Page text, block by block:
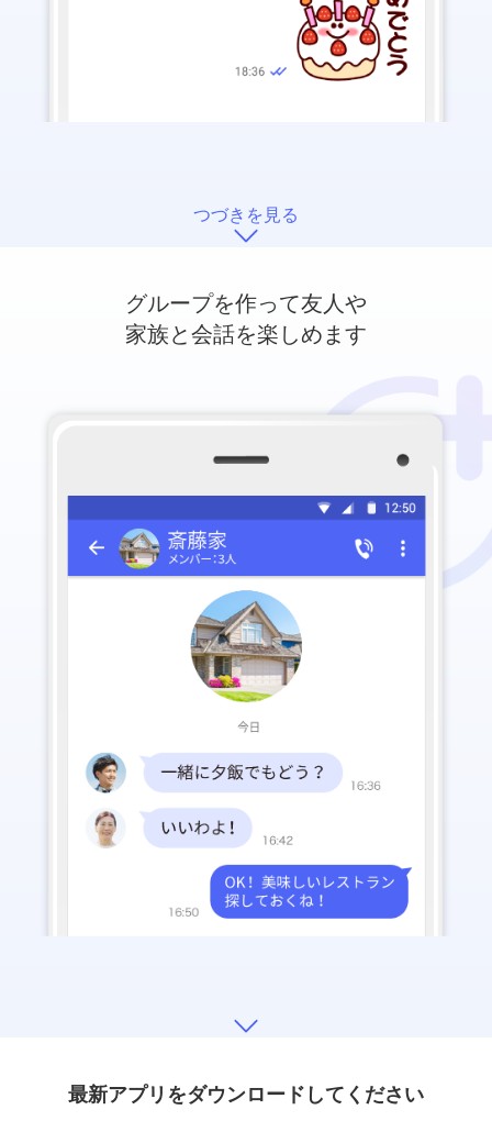
つづきを見る
グループを作って友人や
家族と会話を楽しめます
最新アプリをダウンロードしてください